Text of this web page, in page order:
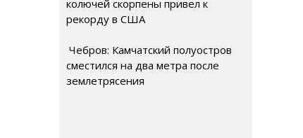
колючей скорпены привел к
рекорду в США
Чебров: Камчатский полуостров
сместился на два метра после
землетрясения